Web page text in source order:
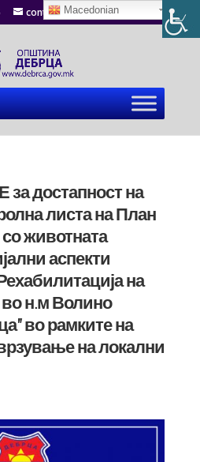
contact@debrca.gov.mk
достапност на
листа на План
животната
аспекти
на
н.м Волино
во рамките на
на локални
Macedonian